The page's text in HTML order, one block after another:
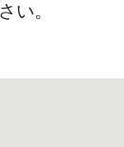
い。